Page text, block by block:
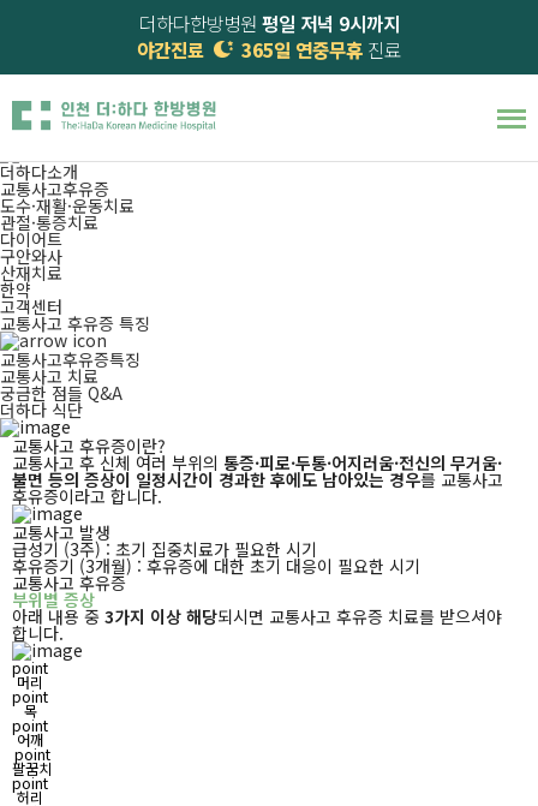
더하다한방병원 평일 저녁 9시까지
야간진료
365일 연중무휴 진료
교통사고 후유증 특징
365일 진료! 의사·한의사 양한방 협진진료,
마음이 더하는
교통사고후유증
더하다소개
교통사고후유증
도수·재활·운동치료
관절·통증치료
다이어트
구안와사
산재치료
한약
고객센터
교통사고 후유증 특징
교통사고후유증특징
교통사고 치료
궁금한 점들 Q&A
더하다 식단
교통사고 후유증이란?
교통사고 후 신체 여러 부위의 통증·피로·두통·어지러움·전신의 무거움·
불면 등의 증상이 일정시간이 경과한 후에도 남아있는 경우를 교통사고
후유증이라고 합니다.
교통사고 발생
급성기 (3주) : 초기 집중치료가 필요한 시기
후유증기 (3개월) : 후유증에 대한 초기 대응이 필요한 시기
교통사고 후유증
부위별 증상
아래 내용 중 3가지 이상 해당되시면 교통사고 후유증 치료를 받으셔야
합니다.
point
머리
point
목
point
어깨
point
팔꿈치
point
허리